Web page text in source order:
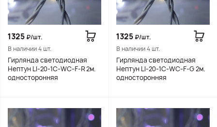
1325 ₽/шт.
В наличии 4 шт.
Гирлянда светодиодная
Нептун LI-20-1C-WC-F-R 2м.
односторонняя
1325 ₽/шт.
В наличии 4 шт.
Гирлянда светодиодная
Нептун LI-20-1C-WC-F-G 2м.
односторонняя